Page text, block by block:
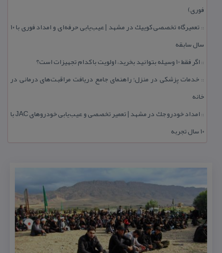
فوری)
::
تعمیرگاه تخصصی كوییك در مشهد | عیب‌یابی حرفه‌ای و امداد فوری با ۱۰
سال سابقه
:: اگر فقط 10 وسیله بتوانید بخرید، اولویت با كدام تجهیزات است؟
:: خدمات پزشكی در منزل؛ راهنمای جامع دریافت مراقبت‌های درمانی در
خانه
::
امداد خودرو جك در مشهد | تعمیر تخصصی و عیب‌یابی خودروهای JAC با
۱۰ سال تجربه